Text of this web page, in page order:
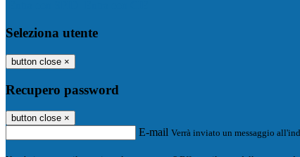
Seleziona utente
button close ×
Recupero password
button close ×
E-mail Verrà inviato un messaggio